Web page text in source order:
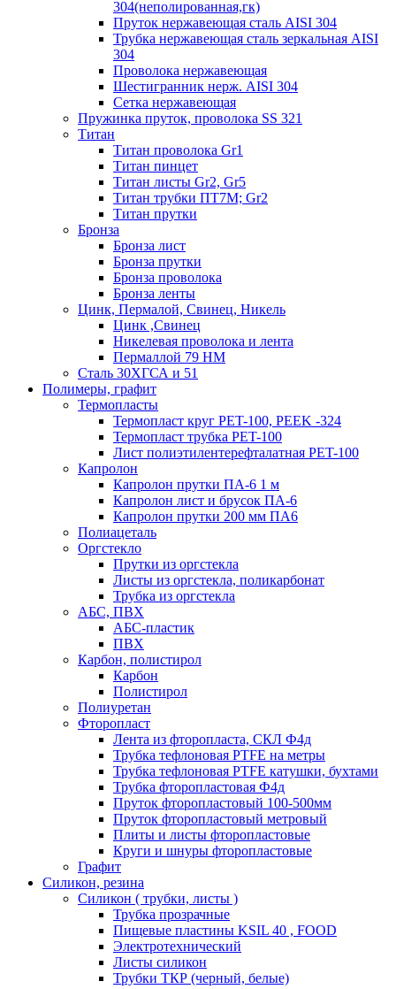
304(неполированная,гк)
Пруток нержавеющая сталь AISI 304
Трубка нержавеющая сталь зеркальная AISI
304
Проволока нержавеющая
Шестигранник нерж. AISI 304
Сетка нержавеющая
Пружинка пруток, проволока SS 321
Титан
Титан проволока Gr1
Титан пинцет
Титан листы Gr2, Gr5
Титан трубки ПТ7М; Gr2
Титан прутки
Бронза
Бронза лист
Бронза прутки
Бронза проволока
Бронза ленты
Цинк, Пермалой, Свинец, Никель
Цинк ,Свинец
Никелевая проволока и лента
Пермаллой 79 НМ
Сталь 30ХГСА и 51
Полимеры, графит
Термопласты
Термопласт круг PET-100, PEEK -324
Термопласт трубка PET-100
Лист полиэтилентерефталатная PET-100
Капролон
Капролон прутки ПА-6 1 м
Капролон лист и брусок ПА-6
Капролон прутки 200 мм ПА6
Полиацеталь
Оргстекло
Прутки из оргстекла
Листы из оргстекла, поликарбонат
Трубка из оргстекла
АБС, ПВХ
АБС-пластик
ПВХ
Карбон, полистирол
Карбон
Полистирол
Полиуретан
Фторопласт
Лента из фторопласта, СКЛ Ф4д
Трубка тефлоновая PTFE на метры
Трубка тефлоновая PTFE катушки, бухтами
Трубка фторопластовая Ф4д
Пруток фторопластовый 100-500мм
Пруток фторопластовый метровый
Плиты и листы фторопластовые
Круги и шнуры фторопластовые
Графит
Силикон, резина
Силикон ( трубки, листы )
Трубка прозрачные
Пищевые пластины KSIL 40 , FOOD
Электротехнический
Листы силикон
Трубки ТКР (черный, белые)